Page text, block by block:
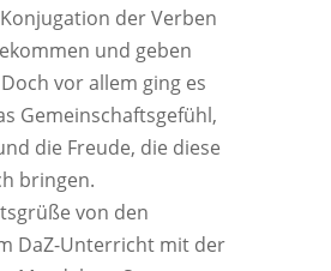
der Verben
und geben
vor allem ging es
Gemeinschaftsgefühl,
die Freude, die diese
bringen.
von den
DaZ-Unterricht mit der